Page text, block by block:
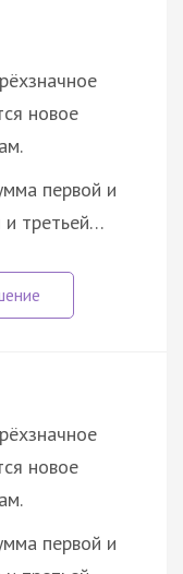
новое
первой и
и третьей…
новое
первой и